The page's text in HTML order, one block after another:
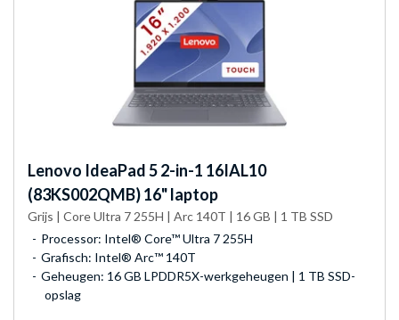
Lenovo IdeaPad 5 2-in-1 16IAL10
(83KS002QMB) 16" laptop
Grijs | Core Ultra 7 255H | Arc 140T | 16 GB | 1 TB SSD
Processor: Intel® Core™ Ultra 7 255H
Grafisch: Intel® Arc™ 140T
Geheugen: 16 GB LPDDR5X-werkgeheugen | 1 TB SSD-
opslag